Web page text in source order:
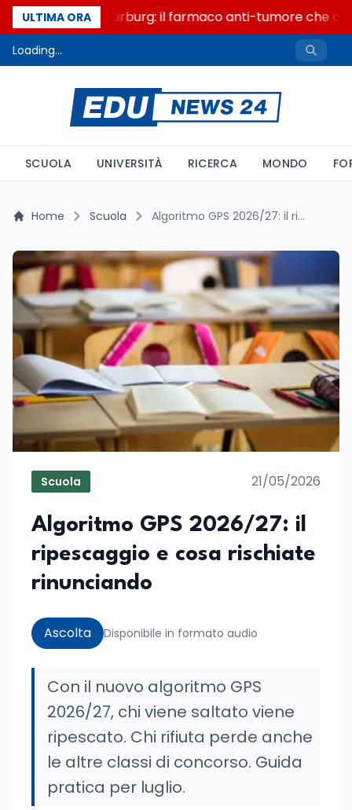
ULTIMA ORA
Un secolo di Warburg: il farmaco anti-tumore che
Loading...
SCUOLA UNIVERSITÀ RICERCA MONDO
Home Scuola Algoritmo GPS 2026/27: il ripescaggio e cosa rischiate rinunciando
Scuola 21/05/2026
Algoritmo GPS 2026/27: il
ripescaggio e cosa rischiate
rinunciando
Ascolta Disponibile in formato audio
Con il nuovo algoritmo GPS
2026/27, chi viene saltato viene
ripescato. Chi rifiuta perde anche
le altre classi di concorso. Guida
pratica per luglio.